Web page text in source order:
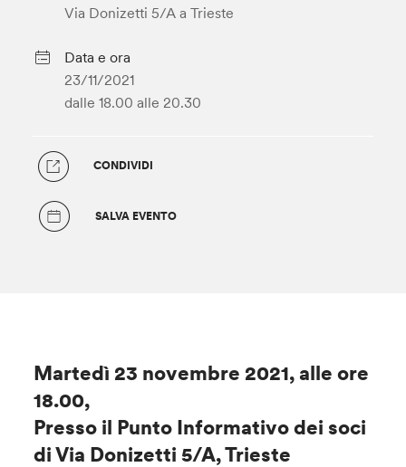
Via Donizetti 5/A a Trieste
Data e ora
23/11/2021
dalle 18.00 alle 20.30
CONDIVIDI
SALVA EVENTO
Martedì 23 novembre 2021, alle ore
18.00,
Presso il Punto Informativo dei soci
di Via Donizetti 5/A, Trieste